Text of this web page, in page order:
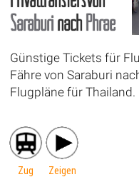
Saraburinach Phrae
Günstige Tickets für
Fähre von Saraburi
Flugpläne für Thailand.
Zug Zeigen